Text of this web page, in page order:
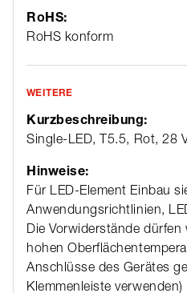
RoHS:
RoHS konform
WEITERE
Kurzbeschreibung:
Single-LED, T5.5, Rot, 28
Hinweise:
Für LED-Element Einbau
Anwendungsrichtlinien,
Die Vorwiderstände
hohen
Anschlüsse des Gerätes
Klemmenleiste verwenden)